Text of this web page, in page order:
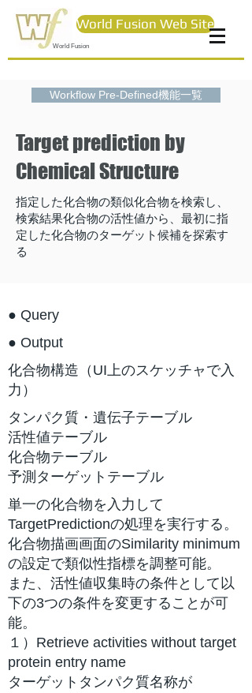
World Fusion
World Fusion Web Site
Workflow Pre-Defined機能一覧
Target prediction by
Chemical Structure
指定した化合物の類似化合物を検索し、
検索結果化合物の活性値から、最初に指
定した化合物のターゲット候補を探索す
る
● Query
● Output
化合物構造（UI上のスケッチャで入
力）
タンパク質・遺伝子テーブル
活性値テーブル
化合物テーブル
予測ターゲットテーブル
単一の化合物を入力して
TargetPredictionの処理を実行する。
化合物描画画面のSimilarity minimum
の設定で類似性指標を調整可能。
また、活性値収集時の条件として以
下の3つの条件を変更することが可
能。
１）Retrieve activities without target
protein entry name
ターゲットタンパク質名称が